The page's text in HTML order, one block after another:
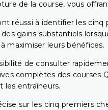
de la course, vous
réussi à identifier les cinq
gains substantiels
maximiser leurs bénéfices.
de consulter
complètes des courses
les entraîneurs.
sur les cinq premiers